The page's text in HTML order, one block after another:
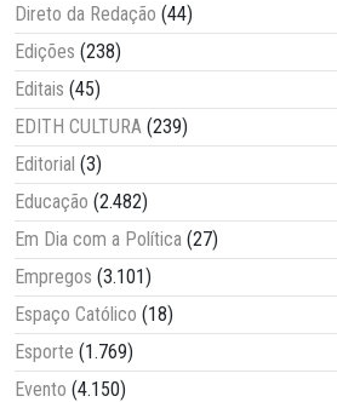
Direto da Redação (44)
Edições (238)
Editais (45)
EDITH CULTURA (239)
Editorial (3)
Educação (2.482)
Em Dia com a Política (27)
Empregos (3.101)
Espaço Católico (18)
Esporte (1.769)
Evento (4.150)